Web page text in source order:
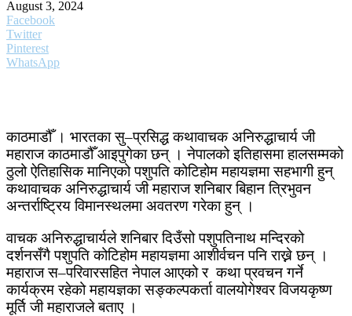
August 3, 2024
Facebook
Twitter
Pinterest
WhatsApp
काठमाडौँ । भारतका सु–प्रसिद्ध कथावाचक अनिरुद्धाचार्य जी
महाराज काठमाडौँ आइपुगेका छन् । नेपालको इतिहासमा हालसम्मको
ठुलो ऐतिहासिक मानिएको पशुपति कोटिहोम महायज्ञमा सहभागी हुन्
कथावाचक अनिरुद्धाचार्य जी महाराज शनिबार बिहान त्रिभुवन
अन्तर्राष्ट्रिय विमानस्थलमा अवतरण गरेका हुन् ।
वाचक अनिरुद्धाचार्यले शनिबार दिउँसो पशुपतिनाथ मन्दिरको
दर्शनसँगै पशुपति कोटिहोम महायज्ञमा आशीर्वचन पनि राख्ने छन् ।
महाराज स–परिवारसहित नेपाल आएको र कथा प्रवचन गर्ने
कार्यक्रम रहेको महायज्ञका सङ्कल्पकर्ता वालयोगेश्वर विजयकृष्ण
मूर्ति जी महाराजले बताए ।